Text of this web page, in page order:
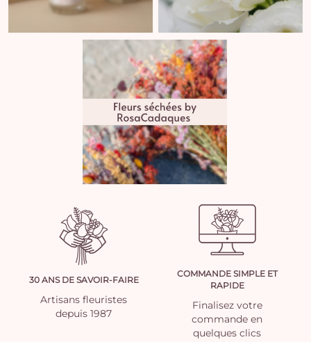
30 ANS DE SAVOIR-FAIRE
Artisans fleuristes
depuis 1987
COMMANDE SIMPLE ET
RAPIDE
Finalisez votre
commande en
quelques clics